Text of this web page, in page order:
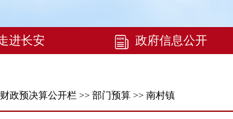
财政预决算公开栏 >> 部门预算 >> 南村镇